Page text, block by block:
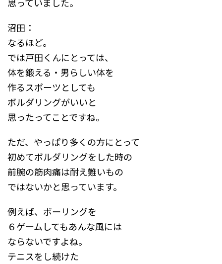
思っていました。
沼田：
なるほど。
では戸田くんにとっては、
体を鍛える・男らしい体を
作るスポーツとしても
ボルダリングがいいと
思ったってことですね。
ただ、やっぱり多くの方にとって
初めてボルダリングをした時の
前腕の筋肉痛は耐え難いもの
ではないかと思っています。
例えば、ボーリングを
６ゲームしてもあんな風には
ならないですよね。
テニスをし続けた